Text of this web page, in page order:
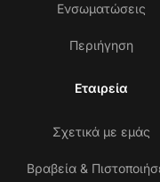
Ενσωματώσεις
Περιήγηση
Εταιρεία
Σχετικά με εμάς
Βραβεία &